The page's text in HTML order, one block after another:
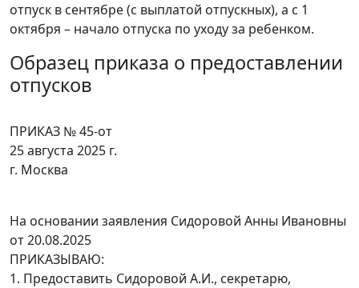
отпуск в сентябре (с выплатой отпускных), а с 1
октября – начало отпуска по уходу за ребенком.
Образец приказа о предоставлении
отпусков
ПРИКАЗ № 45-от
25 августа 2025 г.
г. Москва
На основании заявления Сидоровой Анны Ивановны
от 20.08.2025
ПРИКАЗЫВАЮ:
1. Предоставить Сидоровой А.И., секретарю,